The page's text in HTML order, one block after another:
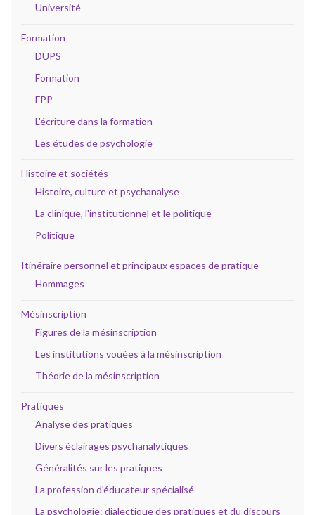
Université
Formation
DUPS
Formation
FPP
L'écriture dans la formation
Les études de psychologie
Histoire et sociétés
Histoire, culture et psychanalyse
La clinique, l'institutionnel et le politique
Politique
Itinéraire personnel et principaux espaces de pratique
Hommages
Mésinscription
Figures de la mésinscription
Les institutions vouées à la mésinscription
Théorie de la mésinscription
Pratiques
Analyse des pratiques
Divers éclairages psychanalytiques
Généralités sur les pratiques
La profession d'éducateur spécialisé
La psychologie: dialectique des pratiques et du discours